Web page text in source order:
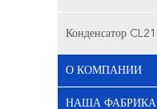
Конденсатор CL21
О КОМПАНИИ
НАША ФАБРИКА